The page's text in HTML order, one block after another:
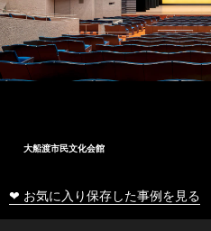
大船渡市民文化会館
❤ お気に入り保存した事例を見る